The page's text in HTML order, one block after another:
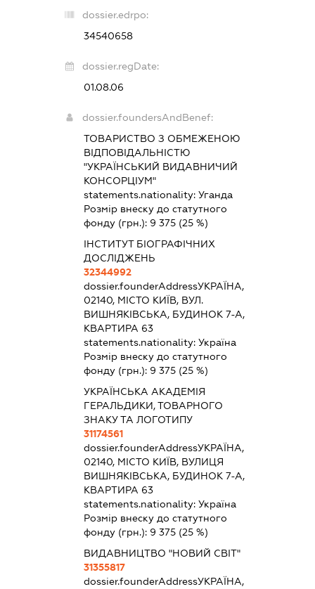
dossier.edrpo:
34540658
dossier.regDate:
01.08.06
dossier.foundersAndBenef:
ТОВАРИСТВО З ОБМЕЖЕНОЮ
ВІДПОВІДАЛЬНІСТЮ
"УКРАЇНСЬКИЙ ВИДАВНИЧИЙ
КОНСОРЦІУМ"
statements.nationality:Уганда
Розмір внеску до статутного
фонду (грн.): 9 375 (25 %)
ІНСТИТУТ БІОГРАФІЧНИХ
ДОСЛІДЖЕНЬ
32344992
dossier.founderAddressУКРАЇНА,
02140, МІСТО КИЇВ, ВУЛ.
ВИШНЯКІВСЬКА, БУДИНОК 7-А,
КВАРТИРА 63
statements.nationality:Україна
Розмір внеску до статутного
фонду (грн.): 9 375 (25 %)
УКРАЇНСЬКА АКАДЕМІЯ
ГЕРАЛЬДИКИ, ТОВАРНОГО
ЗНАКУ ТА ЛОГОТИПУ
31174561
dossier.founderAddressУКРАЇНА,
02140, МІСТО КИЇВ, ВУЛИЦЯ
ВИШНЯКІВСЬКА, БУДИНОК 7-А,
КВАРТИРА 63
statements.nationality:Україна
Розмір внеску до статутного
фонду (грн.): 9 375 (25 %)
ВИДАВНИЦТВО "НОВИЙ СВІТ"
31355817
dossier.founderAddressУКРАЇНА,